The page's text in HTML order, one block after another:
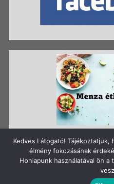
Szerzői jog:
Kedves Látogató! Tájékoztatjuk,
élmény fokozásának
Honlapunk használatával ön